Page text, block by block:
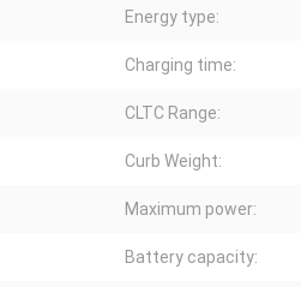
Energy type:
Charging time:
CLTC Range:
Curb Weight:
Maximum power:
Battery capacity: